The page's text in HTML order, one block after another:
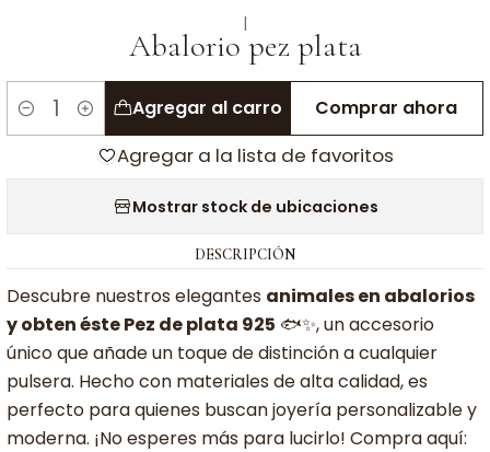
|
Abalorio pez plata
Cantidad
Agregar al carro Comprar ahora
Agregar a la lista de favoritos
Mostrar stock de ubicaciones
DESCRIPCIÓN
Descubre nuestros elegantes animales en abalorios
y obten éste Pez de plata 925 🐟✨, un accesorio
único que añade un toque de distinción a cualquier
pulsera. Hecho con materiales de alta calidad, es
perfecto para quienes buscan joyería personalizable y
moderna. ¡No esperes más para lucirlo! Compra aquí: